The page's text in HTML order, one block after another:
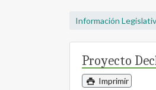
Información
Proyecto
Imprimir